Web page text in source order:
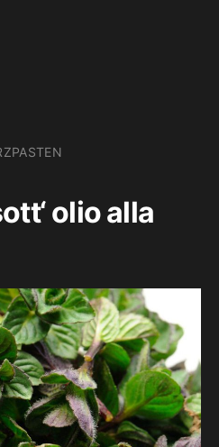
olio alla